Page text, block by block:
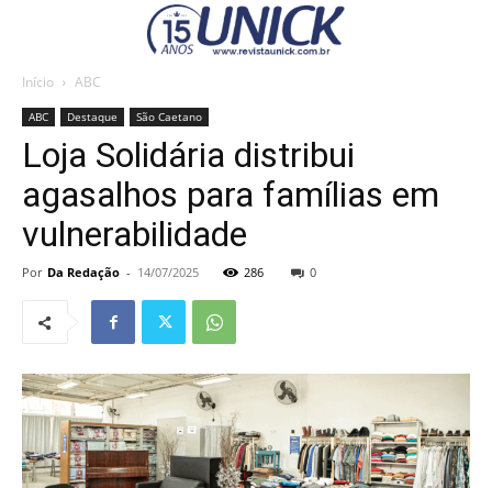
Início ABC
ABC Destaque São Caetano
Loja Solidária distribui
agasalhos para famílias em
vulnerabilidade
Por Da Redação - 14/07/2025 286 0